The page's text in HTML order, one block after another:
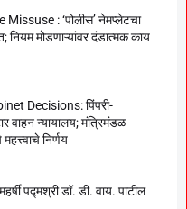
: ‘पोलीस’ नेमप्लेटचा
नियम मोडणाऱ्यांवर दंडात्मक काय
Decisions: पिंपरी-
वाहन न्यायालय; मंत्रिमंडळ
निर्णय
पद्मश्री डॉ. डी. वाय. पाटील